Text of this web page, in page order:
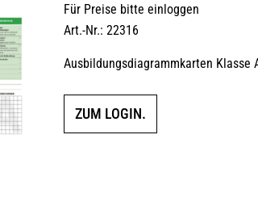
der
Für Preise bitte einloggen
Art.-Nr.: 22316
Ausbildungsdiagrammkarten Klasse
ZUM LOGIN.